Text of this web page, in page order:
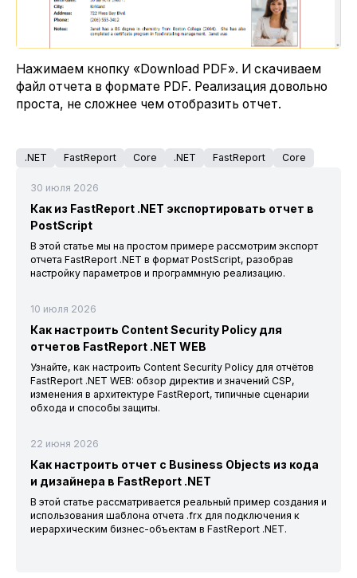
Нажимаем кнопку «Download PDF». И скачиваем
файл отчета в формате PDF. Реализация довольно
проста, не сложнее чем отобразить отчет.
.NET FastReport Core .NET FastReport Core
30 июля 2026
Как из FastReport .NET экспортировать отчет в
PostScript
В этой статье мы на простом примере рассмотрим экспорт
отчета FastReport .NET в формат PostScript, разобрав
настройку параметров и программную реализацию.
10 июля 2026
Как настроить Content Security Policy для
отчетов FastReport .NET WEB
Узнайте, как настроить Content Security Policy для отчётов
FastReport .NET WEB: обзор директив и значений CSP,
изменения в архитектуре FastReport, типичные сценарии
обхода и способы защиты.
22 июня 2026
Как настроить отчет с Business Objects из кода
и дизайнера в FastReport .NET
В этой статье рассматривается реальный пример создания и
использования шаблона отчета .frx для подключения к
иерархическим бизнес-объектам в FastReport .NET.